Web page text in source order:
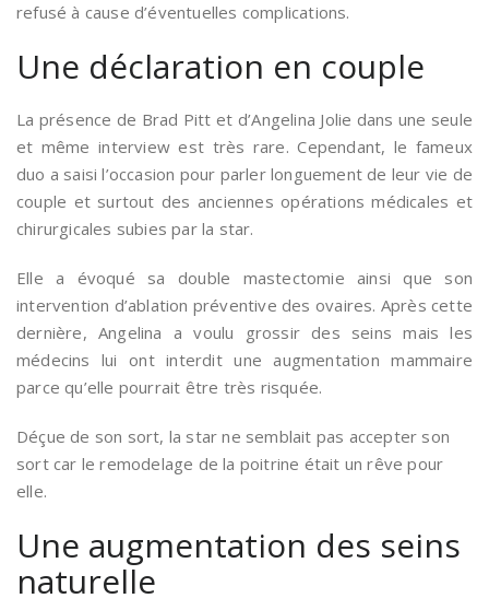
refusé à cause d’éventuelles complications.
Une déclaration en couple
La présence de Brad Pitt et d’Angelina Jolie dans une seule
et même interview est très rare. Cependant, le fameux
duo a saisi l’occasion pour parler longuement de leur vie de
couple et surtout des anciennes opérations médicales et
chirurgicales subies par la star.
Elle a évoqué sa double mastectomie ainsi que son
intervention d’ablation préventive des ovaires. Après cette
dernière, Angelina a voulu grossir des seins mais les
médecins lui ont interdit une augmentation mammaire
parce qu’elle pourrait être très risquée.
Déçue de son sort, la star ne semblait pas accepter son
sort car le remodelage de la poitrine était un rêve pour
elle.
Une augmentation des seins
naturelle